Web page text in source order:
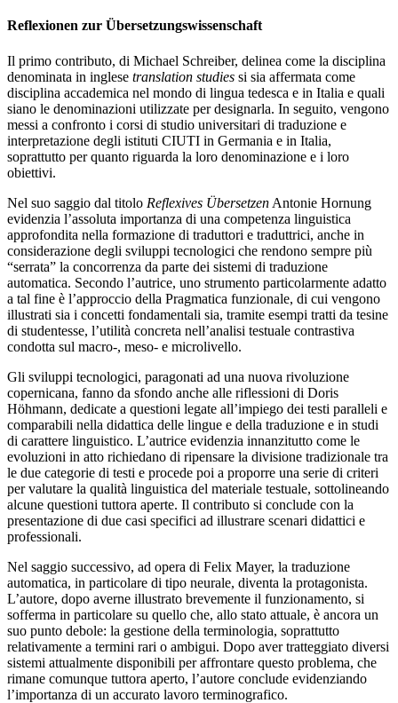
Reflexionen zur Übersetzungswissenschaft
Il primo contributo, di Michael Schreiber, delinea come la disciplina
denominata in inglese translation studies si sia affermata come
disciplina accademica nel mondo di lingua tedesca e in Italia e quali
siano le denominazioni utilizzate per designarla. In seguito, vengono
messi a confronto i corsi di studio universitari di traduzione e
interpretazione degli istituti CIUTI in Germania e in Italia,
soprattutto per quanto riguarda la loro denominazione e i loro
obiettivi.
Nel suo saggio dal titolo Reflexives Übersetzen Antonie Hornung
evidenzia l’assoluta importanza di una competenza linguistica
approfondita nella formazione di traduttori e traduttrici, anche in
considerazione degli sviluppi tecnologici che rendono sempre più
“serrata” la concorrenza da parte dei sistemi di traduzione
automatica. Secondo l’autrice, uno strumento particolarmente adatto
a tal fine è l’approccio della Pragmatica funzionale, di cui vengono
illustrati sia i concetti fondamentali sia, tramite esempi tratti da tesine
di studentesse, l’utilità concreta nell’analisi testuale contrastiva
condotta sul macro-, meso- e microlivello.
Gli sviluppi tecnologici, paragonati ad una nuova rivoluzione
copernicana, fanno da sfondo anche alle riflessioni di Doris
Höhmann, dedicate a questioni legate all’impiego dei testi paralleli e
comparabili nella didattica delle lingue e della traduzione e in studi
di carattere linguistico. L’autrice evidenzia innanzitutto come le
evoluzioni in atto richiedano di ripensare la divisione tradizionale tra
le due categorie di testi e procede poi a proporre una serie di criteri
per valutare la qualità linguistica del materiale testuale, sottolineando
alcune questioni tuttora aperte. Il contributo si conclude con la
presentazione di due casi specifici ad illustrare scenari didattici e
professionali.
Nel saggio successivo, ad opera di Felix Mayer, la traduzione
automatica, in particolare di tipo neurale, diventa la protagonista.
L’autore, dopo averne illustrato brevemente il funzionamento, si
sofferma in particolare su quello che, allo stato attuale, è ancora un
suo punto debole: la gestione della terminologia, soprattutto
relativamente a termini rari o ambigui. Dopo aver tratteggiato diversi
sistemi attualmente disponibili per affrontare questo problema, che
rimane comunque tuttora aperto, l’autore conclude evidenziando
l’importanza di un accurato lavoro terminografico.